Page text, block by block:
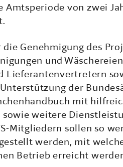
Amtsperiode von zwei
Genehmigung des
und
Lieferantenvertretern
der
mit
weitere
Mitgliedern sollen so
werden, mit
Betrieb erreicht